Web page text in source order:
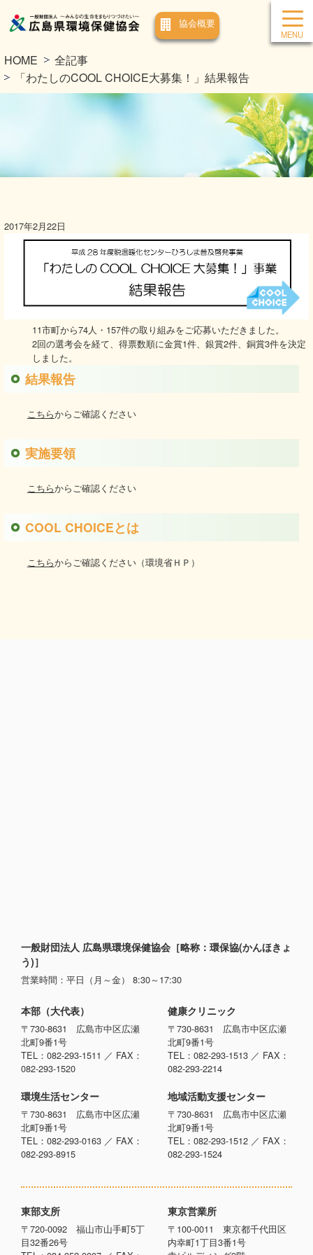
協会概要
HOME
全記事
「わたしのCOOL CHOICE大募集！」結果報告
2017年2月22日
11市町から74人・157件の取り組みをご応募いただきました。
2回の選考会を経て、得票数順に金賞1件、銀賞2件、銅賞3件を決定
しました。
結果報告
こちらからご確認ください
実施要領
こちらからご確認ください
COOL CHOICEとは
こちらからご確認ください（環境省ＨＰ）
一般財団法人 広島県環境保健協会［略称：環保協(かんほきょ
う)］
営業時間：平日（月～金） 8:30～17:30
本部（大代表）
〒730-8631 広島市中区広瀬
北町9番1号
TEL：082-293-1511 ／ FAX：
082-293-1520
環境生活センター
〒730-8631 広島市中区広瀬
北町9番1号
TEL：082-293-0163 ／ FAX：
082-293-8915
健康クリニック
〒730-8631 広島市中区広瀬
北町9番1号
TEL：082-293-1513 ／ FAX：
082-293-2214
地域活動支援センター
〒730-8631 広島市中区広瀬
北町9番1号
TEL：082-293-1512 ／ FAX：
082-293-1524
東部支所
〒720-0092 福山市山手町5丁
目32番26号
東京営業所
〒100-0011 東京都千代田区
内幸町1丁目3番1号